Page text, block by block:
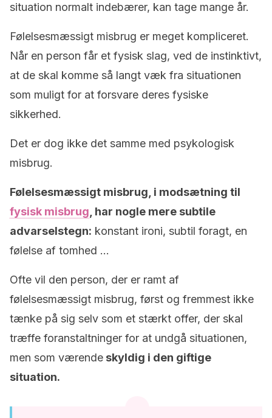
situation normalt indebærer, kan tage mange år.
Følelsesmæssigt misbrug er meget kompliceret.
Når en person får et fysisk slag, ved de instinktivt,
at de skal komme så langt væk fra situationen
som muligt for at forsvare deres fysiske
sikkerhed.
Det er dog ikke det samme med psykologisk
misbrug.
Følelsesmæssigt misbrug, i modsætning til
fysisk misbrug , har nogle mere subtile
advarselstegn: konstant ironi, subtil foragt, en
følelse af tomhed …
Ofte vil den person, der er ramt af
følelsesmæssigt misbrug, først og fremmest ikke
tænke på sig selv som et stærkt offer, der skal
træffe foranstaltninger for at undgå situationen,
men som værende skyldig i den giftige
situation.